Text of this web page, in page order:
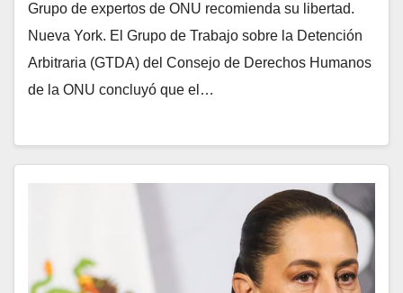
Grupo de expertos de ONU recomienda su libertad.
Nueva York. El Grupo de Trabajo sobre la Detención
Arbitraria (GTDA) del Consejo de Derechos Humanos
de la ONU concluyó que el…